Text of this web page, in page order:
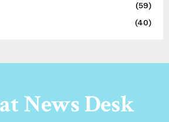
(59)
(40)
News Desk